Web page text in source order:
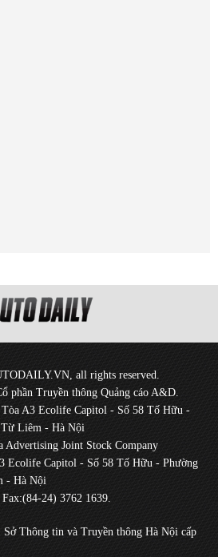
all rights reserved.
phần Truyền thông Quảng cáo A&D.
A3 Ecolife Capitol - Số 58 Tố Hữu -
Liêm - Hà Nội
Joint Stock Company
Ecolife Capitol - Số 58 Tố Hữu - Phường
- Hà Nội
24) 3762 1639.
Thông tin và Truyền thông Hà Nội cấp